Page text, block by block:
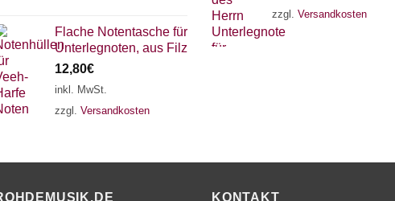
Flache Notentasche für
Unterlegnoten, aus Filz
12,80€
inkl. MwSt.
zzgl. Versandkosten
zzgl. Versandkosten
KONTAKT